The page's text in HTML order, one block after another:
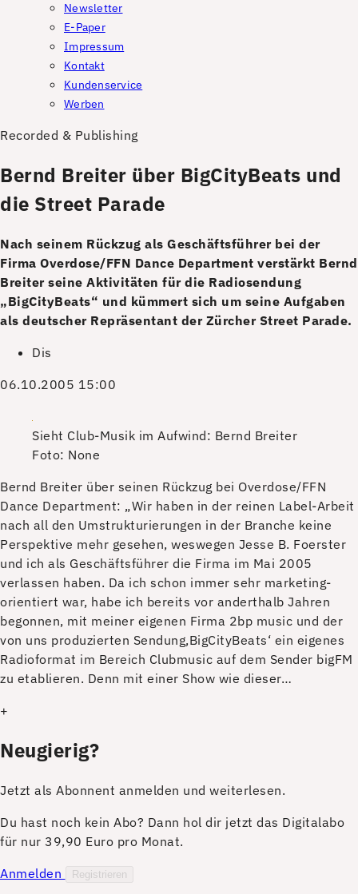
Newsletter
E-Paper
Impressum
Kontakt
Kundenservice
Werben
Recorded & Publishing
Bernd Breiter über BigCityBeats und
die Street Parade
Nach seinem Rückzug als Geschäftsführer bei der
Firma Overdose/FFN Dance Department verstärkt Bernd
Breiter seine Aktivitäten für die Radiosendung
„BigCityBeats“ und kümmert sich um seine Aufgaben
als deutscher Repräsentant der Zürcher Street Parade.
Dis
06.10.2005 15:00
Sieht Club-Musik im Aufwind: Bernd Breiter
Foto: None
Bernd Breiter über seinen Rückzug bei Overdose/FFN
Dance Department: „Wir haben in der reinen Label-Arbeit
nach all den Umstrukturierungen in der Branche keine
Perspektive mehr gesehen, weswegen Jesse B. Foerster
und ich als Geschäftsführer die Firma im Mai 2005
verlassen haben. Da ich schon immer sehr marketing-
orientiert war, habe ich bereits vor anderthalb Jahren
begonnen, mit meiner eigenen Firma 2bp music und der
von uns produzierten Sendung,BigCityBeats‘ ein eigenes
Radioformat im Bereich Clubmusic auf dem Sender bigFM
zu etablieren. Denn mit einer Show wie dieser…
+
Neugierig?
Jetzt als Abonnent anmelden und weiterlesen.
Du hast noch kein Abo? Dann hol dir jetzt das Digitalabo
für nur 39,90 Euro pro Monat.
Anmelden
Registrieren